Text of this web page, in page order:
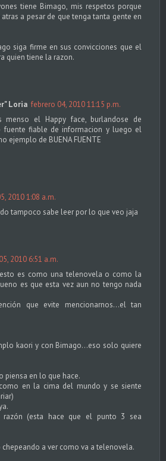
tiene Bimago, mis respetos porque
a pesar de que tenga tanta gente en
siga firme en sus convicciones que el
quien tiene la razon.
Loria febrero 04, 2010 11:15 p.m.
menso el Happy face, burlandose de
fuente fiable de informacion y luego el
ejemplo de BUENA FUENTE
2010 1:08 a.m.
tampoco sabe leer por lo que veo jaja
2010 6:51 a.m.
es como una telenovela o como la
es que esta vez aun no tengo nada
que evite mencionarnos...el tan
kaori y con Bimago...eso solo quiere
piensa en lo que hace.
en la cima del mundo y se siente
razón (esta hace que el punto 3 sea
chepeando a ver como va a telenovela.